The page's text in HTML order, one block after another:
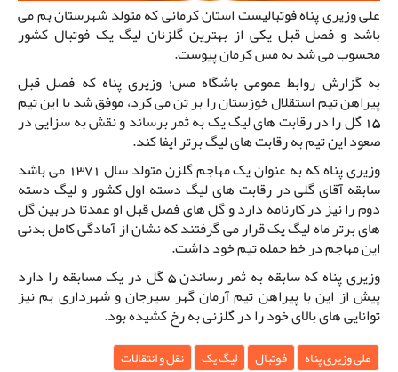
علی وزیری پناه فوتبالیست استان کرمانی که متولد شهرستان بم می
باشد و فصل قبل یکی از بهترین گلزنان لیگ یک فوتبال کشور
محسوب می شد به مس کرمان پیوست.
به گزارش روابط عمومی باشگاه مس؛ وزیری پناه که فصل قبل
پیراهن تیم استقلال خوزستان را بر تن می کرد، موفق شد با این تیم
15 گل را در رقابت های لیگ یک به ثمر برساند و نقش به سزایی در
صعود این تیم به رقابت های لیگ برتر ایفا کند.
وزیری پناه که به عنوان یک مهاجم گلزن متولد سال 1371 می باشد
سابقه آقای گلی در رقابت های لیگ دسته اول کشور و لیگ دسته
دوم را نیز در کارنامه دارد و گل های فصل قبل او عمدتا در بین گل
های برتر ماه لیگ یک قرار می گرفتند که نشان از آمادگی کامل بدنی
این مهاجم در خط حمله تیم خود داشت.
وزیری پناه که سابقه به ثمر رساندن 5 گل در یک مسابقه را دارد
پیش از این با پیراهن تیم آرمان گهر سیرجان و شهرداری بم نیز
توانایی های بالای خود را در گلزنی به رخ کشیده بود.
علی وزیری پناه فوتبال لیگ یک نقل و انتقالات